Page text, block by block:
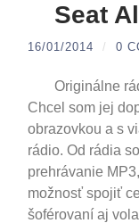
Seat
16/01/2014 / 0
Originálne
Chcel som jej
obrazovkou a s
rádio. Od rádia
prehrávanie
možnosť spojiť
šoférovaní aj